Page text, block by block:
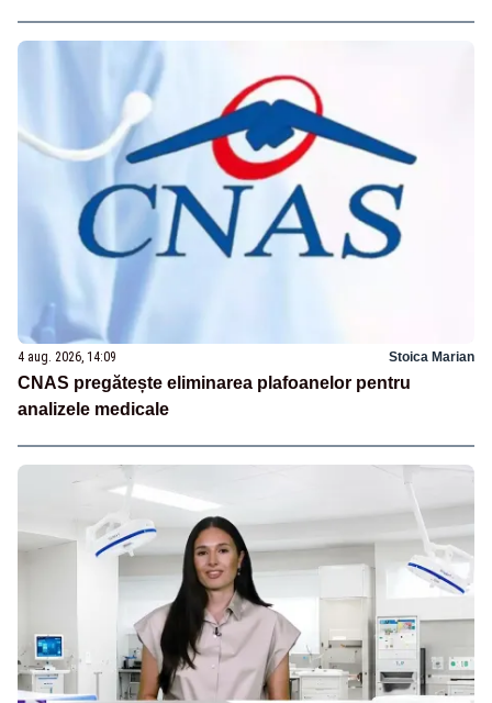
4 aug. 2026, 14:09 Stoica Marian
CNAS pregătește eliminarea plafoanelor pentru
analizele medicale